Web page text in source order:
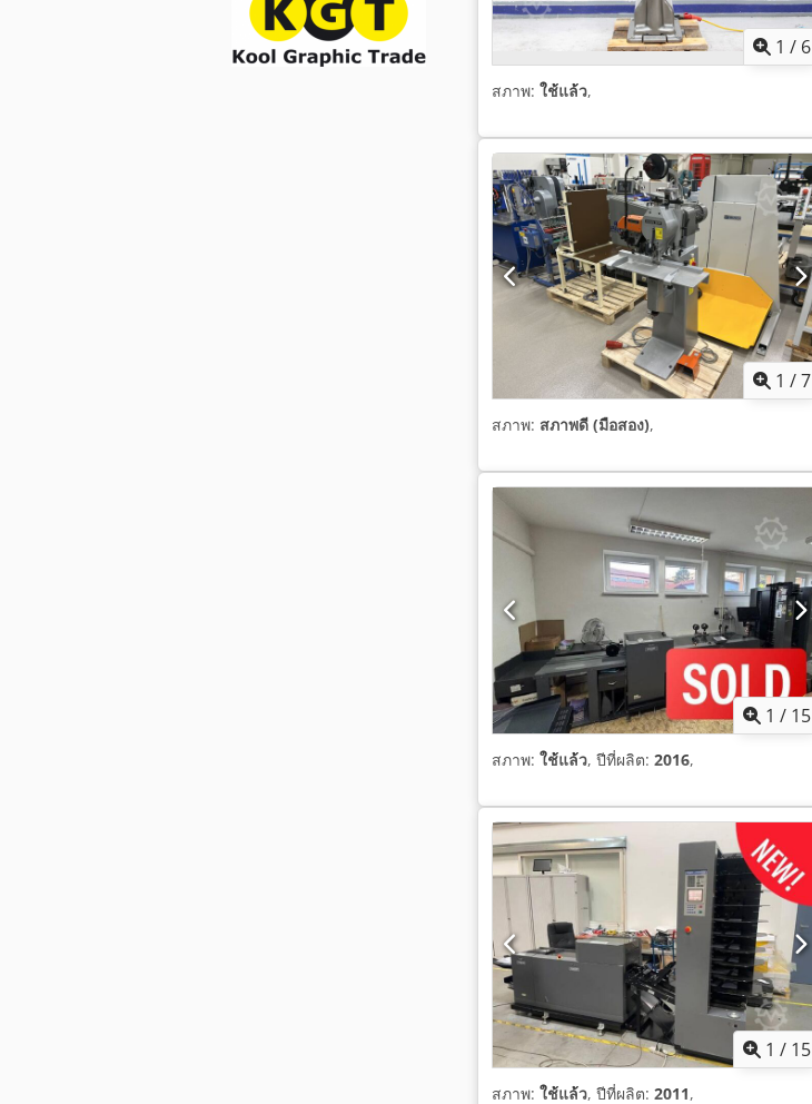
1 / 6
สภาพ: ใช้แล้ว,
1 /7
สภาพ: สภาพดี (มือสอง),
1 / 15
สภาพ: ใช้แล้ว, ปีที่ผลิต: 2016,
1 / 15
สภาพ: ใช้แล้ว, ปีที่ผลิต: 2011,